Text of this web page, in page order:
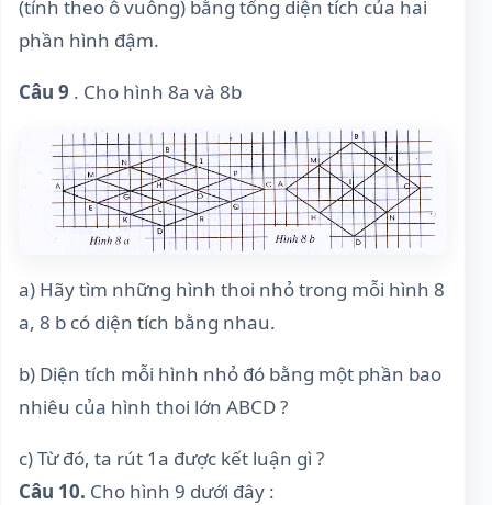
(tính theo ô vuông) bằng tổng diện tích của hai
phần hình đậm.
Câu 9 . Cho hình 8a và 8b
a) Hãy tìm những hình thoi nhỏ trong mỗi hình 8
a, 8 b có diện tích bằng nhau.
b) Diện tích mỗi hình nhỏ đó bằng một phần bao
nhiêu của hình thoi lớn ABCD ?
c) Từ đó, ta rút 1a được kết luận gì ?
Câu 10. Cho hình 9 dưới đây :